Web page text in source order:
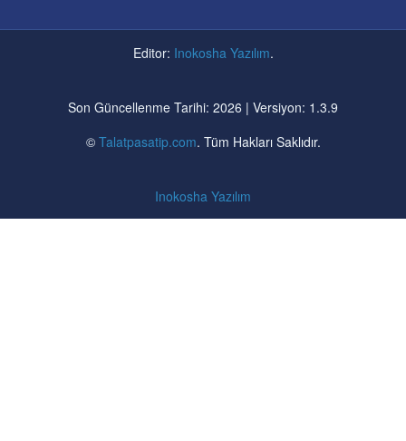
Editor: Inokosha Yazılım.
Son Güncellenme Tarihi: 2026 | Versiyon: 1.3.9
© Talatpasatip.com. Tüm Hakları Saklıdır.
Inokosha Yazılım